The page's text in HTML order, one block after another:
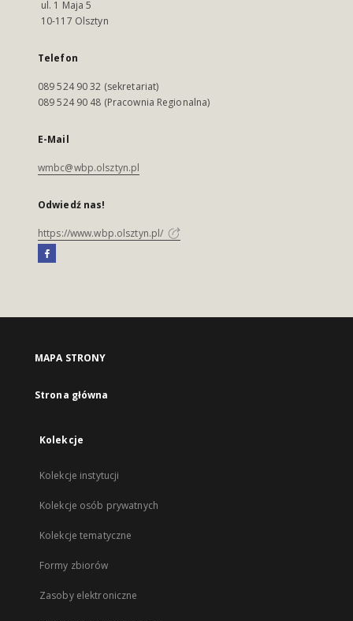
ul. 1 Maja 5
10-117 Olsztyn
Telefon
089 524 90 32 (sekretariat)
089 524 90 48 (Pracownia Regionalna)
E-Mail
wmbc@wbp.olsztyn.pl
Odwiedź nas!
https://www.wbp.olsztyn.pl/
MAPA STRONY
Strona główna
Kolekcje
Kolekcje instytucji
Kolekcje osób prywatnych
Kolekcje tematyczne
Formy zbiorów
Zasoby elektroniczne